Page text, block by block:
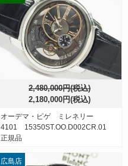
2,480,000円(税込)
2,180,000円(税込)
オーデマ・ピゲ ミレネリー
4101 15350ST.OO.D002CR.01
正規品
広島店